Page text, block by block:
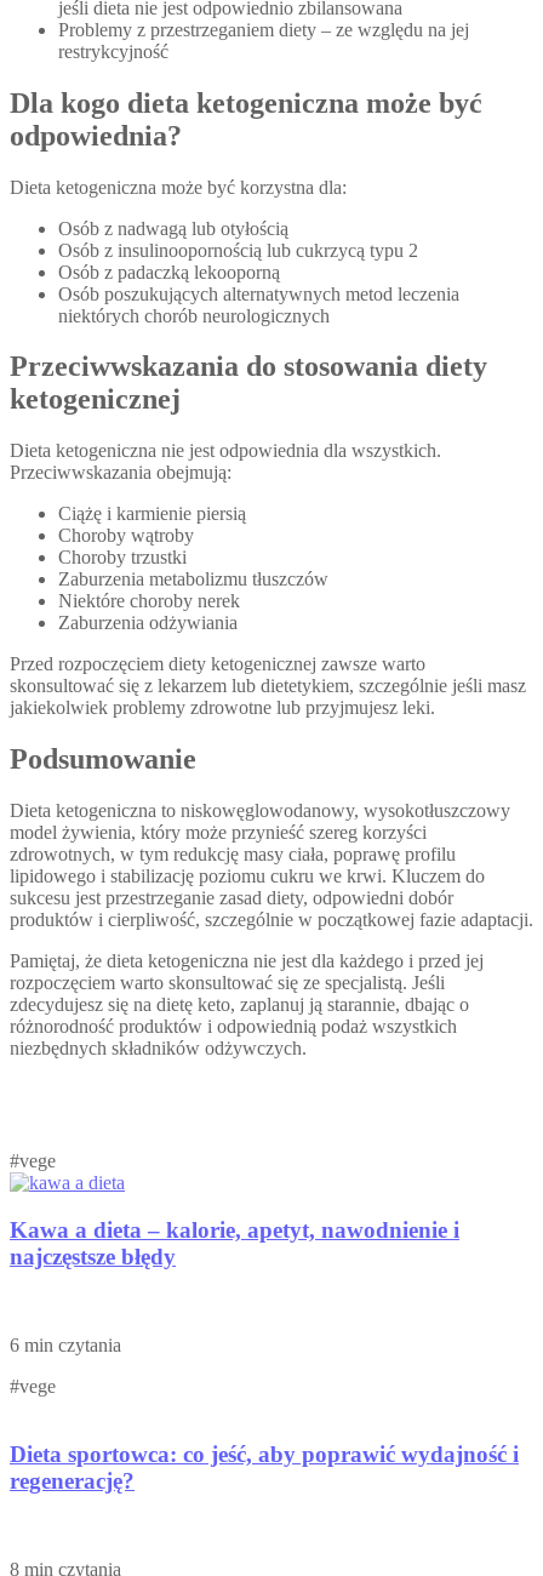
jeśli dieta nie jest odpowiednio zbilansowana
Problemy z przestrzeganiem diety – ze względu na jej
restrykcyjność
Dla kogo dieta ketogeniczna może być
odpowiednia?
Dieta ketogeniczna może być korzystna dla:
Osób z nadwagą lub otyłością
Osób z insulinoopornością lub cukrzycą typu 2
Osób z padaczką lekooporną
Osób poszukujących alternatywnych metod leczenia
niektórych chorób neurologicznych
Przeciwwskazania do stosowania diety
ketogenicznej
Dieta ketogeniczna nie jest odpowiednia dla wszystkich.
Przeciwwskazania obejmują:
Ciążę i karmienie piersią
Choroby wątroby
Choroby trzustki
Zaburzenia metabolizmu tłuszczów
Niektóre choroby nerek
Zaburzenia odżywiania
Przed rozpoczęciem diety ketogenicznej zawsze warto
skonsultować się z lekarzem lub dietetykiem, szczególnie jeśli masz
jakiekolwiek problemy zdrowotne lub przyjmujesz leki.
Podsumowanie
Dieta ketogeniczna to niskowęglowodanowy, wysokotłuszczowy
model żywienia, który może przynieść szereg korzyści
zdrowotnych, w tym redukcję masy ciała, poprawę profilu
lipidowego i stabilizację poziomu cukru we krwi. Kluczem do
sukcesu jest przestrzeganie zasad diety, odpowiedni dobór
produktów i cierpliwość, szczególnie w początkowej fazie adaptacji.
Pamiętaj, że dieta ketogeniczna nie jest dla każdego i przed jej
rozpoczęciem warto skonsultować się ze specjalistą. Jeśli
zdecydujesz się na dietę keto, zaplanuj ją starannie, dbając o
różnorodność produktów i odpowiednią podaż wszystkich
niezbędnych składników odżywczych.
#vege
Kawa a dieta – kalorie, apetyt, nawodnienie i
najczęstsze błędy
6 min czytania
#vege
Dieta sportowca: co jeść, aby poprawić wydajność i
regenerację?
8 min czytania